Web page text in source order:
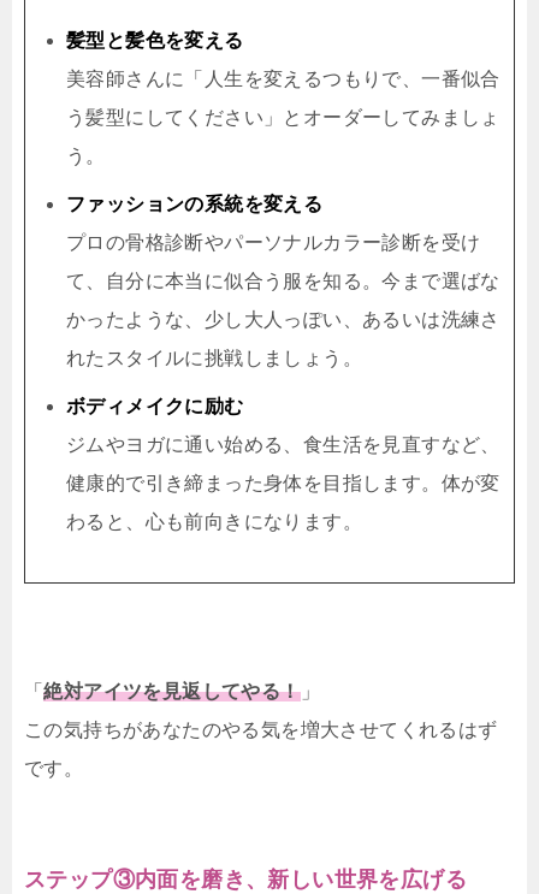
髪型と髪色を変える
美容師さんに「人生を変えるつもりで、一番似合
う髪型にしてください」とオーダーしてみましょ
う。
ファッションの系統を変える
プロの骨格診断やパーソナルカラー診断を受け
て、自分に本当に似合う服を知る。今まで選ばな
かったような、少し大人っぽい、あるいは洗練さ
れたスタイルに挑戦しましょう。
ボディメイクに励む
ジムやヨガに通い始める、食生活を見直すなど、
健康的で引き締まった身体を目指します。体が変
わると、心も前向きになります。
「絶対アイツを見返してやる！」
この気持ちがあなたのやる気を増大させてくれるはず
です。
ステップ③内面を磨き、新しい世界を広げる